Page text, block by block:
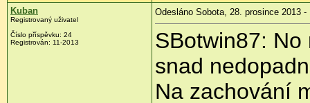
Kuban
Registrovaný uživatel
Číslo příspěvku: 24
Registrován: 11-2013
Odesláno Sobota, 28. prosince 2013 -
SBotwin87:
snad
Na zachování